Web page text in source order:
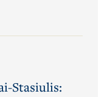
Stasiulis: